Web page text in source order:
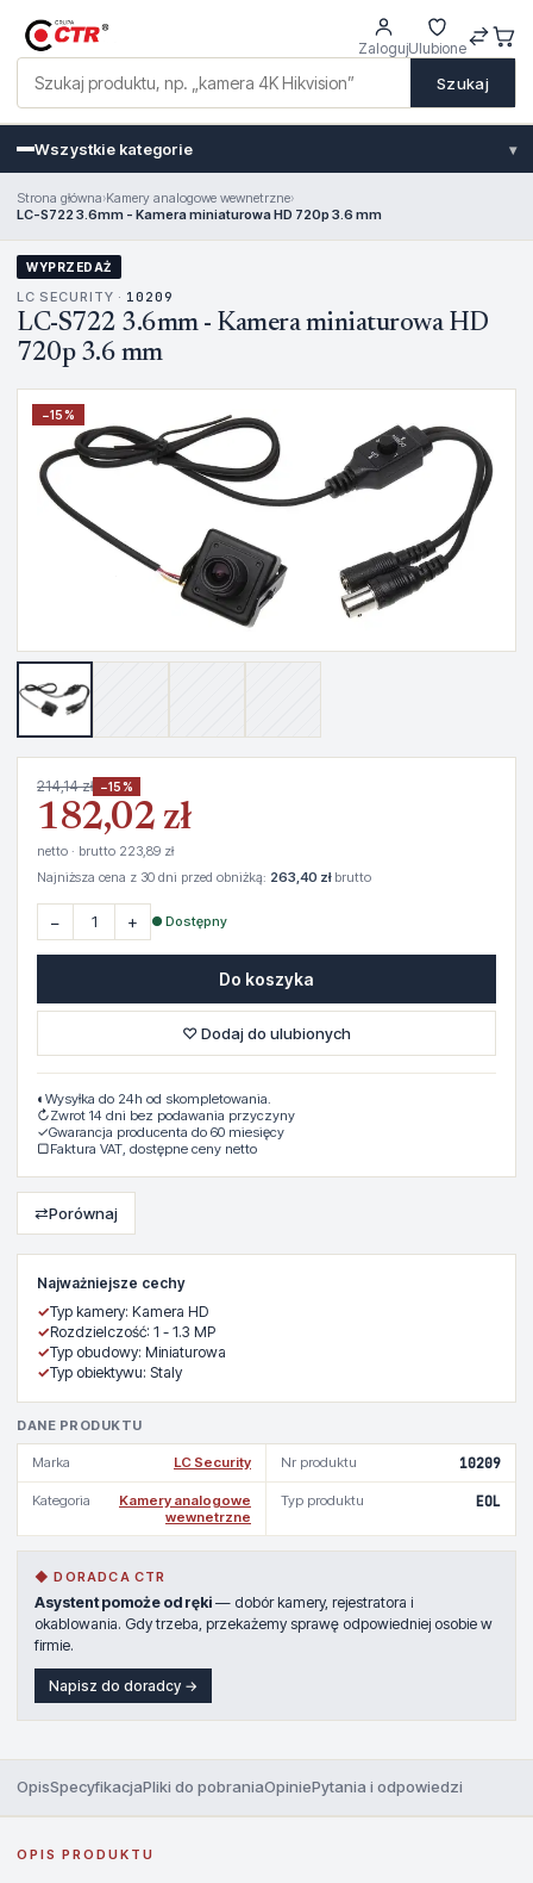
Szukaj
ZalogujUlubione
Wszystkie kategorie ▾
Strona główna›Kamery analogowe wewnetrzne›
LC-S722 3.6mm - Kamera miniaturowa HD 720p 3.6 mm
WYPRZEDAŻ
LC SECURITY · 10209
LC-S722 3.6mm - Kamera miniaturowa HD
720p 3.6 mm
−15%
Najważniejsze cechy
✓Typ kamery: Kamera HD
✓Rozdzielczość: 1 - 1.3 MP
✓Typ obudowy: Miniaturowa
✓Typ obiektywu: Staly
DANE PRODUKTU
Marka LC Security Nr produktu 10209
Kategoria
Kamery analogowe
wewnetrzne
Typ produktu EOL
◆ DORADCA CTR
Asystent pomoże od ręki — dobór kamery, rejestratora i
okablowania. Gdy trzeba, przekażemy sprawę odpowiedniej osobie w
firmie.
Napisz do doradcy →
214,14 zł −15%
182,02 zł
netto · brutto 223,89 zł
Najniższa cena z 30 dni przed obniżką: 263,40 złbrutto
− + ● Dostępny
Do koszyka
♡ Dodaj do ulubionych
◐ Wysyłka do 24h od skompletowania.
↻Zwrot 14 dni bez podawania przyczyny
✓Gwarancja producenta do 60 miesięcy
▢Faktura VAT, dostępne ceny netto
⇄Porównaj
OpisSpecyfikacjaPliki do pobraniaOpiniePytania i odpowiedzi
OPIS PRODUKTU